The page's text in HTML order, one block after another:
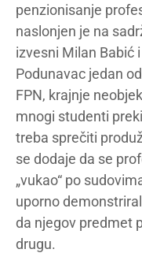
penzionisanje
naslonjen je na
izvesni Milan Babić
Podunavac jedan
FPN, krajnje
mnogi studenti
treba sprečiti
se dodaje da se
„vukao“ po
uporno
da njegov predmet
drugu.